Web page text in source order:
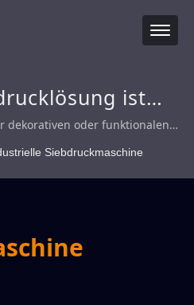
ist
oder der
dekorativen oder funktionalen
Siebdruckmaschine